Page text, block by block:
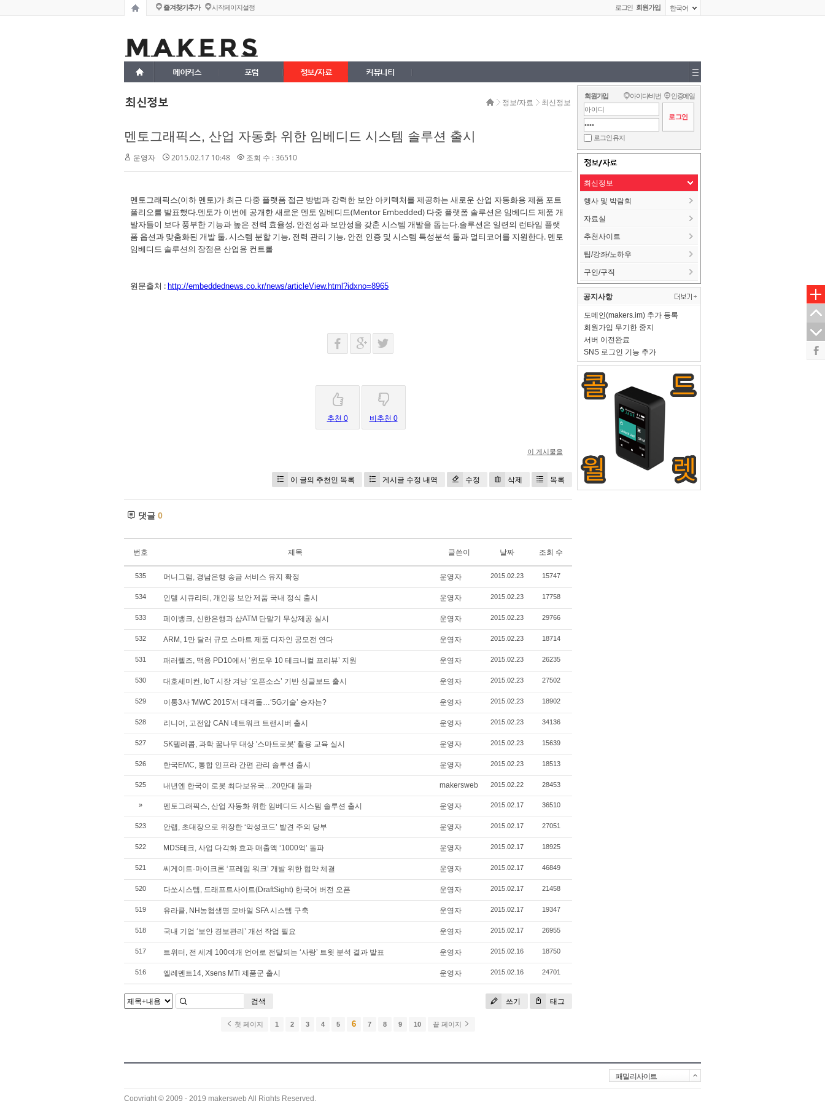
즐겨찾기추가 시작페이지설정 로그인 회원가입 한국어
메이커스 포럼 정보/자료 커뮤니티
최신정보 정보/자료 최신정보
멘토그래픽스, 산업 자동화 위한 임베디드 시스템 솔루션 출시
운영자 2015.02.17 10:48 조회 수 : 36510
멘토그래픽스(이하 멘토)가 최근 다중 플랫폼 접근 방법과 강력한 보안 아키텍처를 제공하는 새로운 산업 자동화용 제품 포트
폴리오를 발표했다.멘토가 이번에 공개한 새로운 멘토 임베디드(Mentor Embedded) 다중 플랫폼 솔루션은 임베디드 제품 개
발자들이 보다 풍부한 기능과 높은 전력 효율성, 안전성과 보안성을 갖춘 시스템 개발을 돕는다.솔루션은 일련의 런타임 플랫
폼 옵션과 맞춤화된 개발 툴, 시스템 분할 기능, 전력 관리 기능, 안전 인증 및 시스템 특성분석 툴과 멀티코어를 지원한다. 멘토
임베디드 솔루션의 장점은 산업용 컨트롤
원문출처 : http://embeddednews.co.kr/news/articleView.html?idxno=8965
추천 0 비추천 0
이 게시물을
이 글의 추천인 목록 게시글 수정 내역 수정 삭제 목록
댓글 0
번호 제목 글쓴이 날짜 조회 수
535 머니그램, 경남은행 송금 서비스 유지 확정 운영자 2015.02.23 15747
534 인텔 시큐리티, 개인용 보안 제품 국내 정식 출시 운영자 2015.02.23 17758
533 페이뱅크, 신한은행과 샵ATM 단말기 무상제공 실시 운영자 2015.02.23 29766
532 ARM, 1만 달러 규모 스마트 제품 디자인 공모전 연다 운영자 2015.02.23 18714
531 패러렐즈, 맥용 PD10에서 ‘윈도우 10 테크니컬 프리뷰’ 지원 운영자 2015.02.23 26235
530 대호세미컨, IoT 시장 겨냥 ‘오픈소스’ 기반 싱글보드 출시 운영자 2015.02.23 27502
529 이통3사 'MWC 2015'서 대격돌…‘5G기술’ 승자는? 운영자 2015.02.23 18902
528 리니어, 고전압 CAN 네트워크 트랜시버 출시 운영자 2015.02.23 34136
527 SK텔레콤, 과학 꿈나무 대상 '스마트로봇' 활용 교육 실시 운영자 2015.02.23 15639
526 한국EMC, 통합 인프라 간편 관리 솔루션 출시 운영자 2015.02.23 18513
525 내년엔 한국이 로봇 최다보유국…20만대 돌파 makersweb 2015.02.22 28453
» 멘토그래픽스, 산업 자동화 위한 임베디드 시스템 솔루션 출시 운영자 2015.02.17 36510
523 안랩, 초대장으로 위장한 ‘악성코드’ 발견 주의 당부 운영자 2015.02.17 27051
522 MDS테크, 사업 다각화 효과 매출액 ‘1000억’ 돌파 운영자 2015.02.17 18925
521 씨게이트·마이크론 ‘프레임 워크’ 개발 위한 협약 체결 운영자 2015.02.17 46849
520 다쏘시스템, 드래프트사이트(DraftSight) 한국어 버전 오픈 운영자 2015.02.17 21458
519 유라클, NH농협생명 모바일 SFA 시스템 구축 운영자 2015.02.17 19347
518 국내 기업 ‘보안 경보관리’ 개선 작업 필요 운영자 2015.02.17 26955
517 트위터, 전 세계 100여개 언어로 전달되는 ‘사랑’ 트윗 분석 결과 발표 운영자 2015.02.16 18750
516 엘레멘트14, Xsens MTi 제품군 출시 운영자 2015.02.16 24701
쓰기 태그
검색
첫 페이지 1 2 3 4 5 6 7 8 9 10 끝 페이지
회원가입 아이디/비번 인증메일
로그인 유지
정보/자료
최신정보
행사 및 박람회
자료실
추천사이트
팁/강좌/노하우
구인/구직
공지사항
도메인(makers.im) 추가 등록
회원가입 무기한 중지
서버 이전완료
SNS 로그인 기능 추가
패밀리사이트
Copyright © 2009 - 2019 makersweb All Rights Reserved.